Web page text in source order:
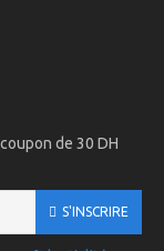
de 30 DH
S'INSCRIRE